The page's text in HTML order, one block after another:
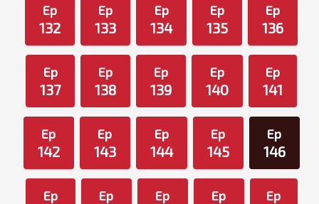
Ep
132
Ep
133
Ep
134
Ep
135
Ep
136
Ep
137
Ep
138
Ep
139
Ep
140
Ep
141
Ep
142
Ep
143
Ep
144
Ep
145
Ep
146
Ep Ep Ep Ep Ep